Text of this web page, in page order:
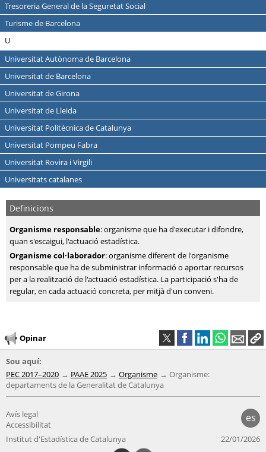
Tresoreria General de la Seguretat Social
Turisme de Barcelona
U
Universitat Autònoma de Barcelona
Universitat de Barcelona
Universitat de Girona
Universitat de Lleida
Universitat Politècnica de Catalunya
Universitat Pompeu Fabra
Universitat Rovira i Virgili
Universitats catalanes
Definicions
Organisme responsable: organisme que ha d'executar i difondre,
quan s'escaigui, l'actuació estadística.
Organisme col·laborador: organisme diferent de l'organisme
responsable que ha de subministrar informació o aportar recursos
per a la realització de l'actuació estadística. La participació s'ha de
regular, en cada actuació concreta, per mitjà d'un conveni.
Opinar
Sou aquí:
PEC 2017–2020
PAAE 2025 Organisme
Organisme:
departaments de la Generalitat de Catalunya
es
Avís legal
Accessibilitat
Institut d'Estadística de Catalunya
22/01/2026